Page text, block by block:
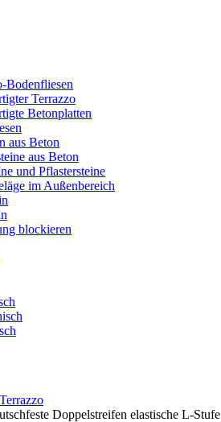
Bodenfliesen
Terrazzo
Betonplatten
aus Beton
aus Beton
und Pflastersteine
im Außenbereich
blockieren
Doppelstreifen elastische L-Stufe